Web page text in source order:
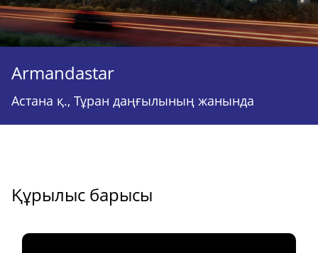
Armandastar
Астана қ., Тұран даңғылының жанында
Құрылыс барысы